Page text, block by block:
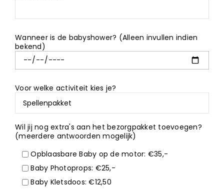
Wanneer is de babyshower? (Alleen invullen indien
bekend)
Voor welke activiteit kies je?
Wil jij nog extra's aan het bezorgpakket toevoegen?
(meerdere antwoorden mogelijk)
Opblaasbare Baby op de motor: €35,-
Baby Photoprops: €25,-
Baby Kletsdoos: €12,50